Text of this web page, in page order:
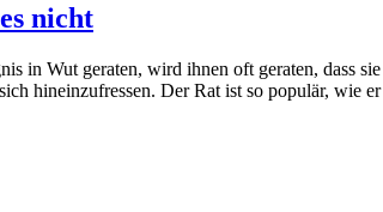
nicht
in Wut geraten, wird ihnen oft geraten, dass
hineinzufressen. Der Rat ist so populär, wie